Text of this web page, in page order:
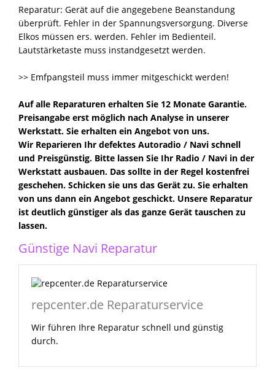
Reparatur: Gerät auf die angegebene Beanstandung
überprüft. Fehler in der Spannungsversorgung. Diverse
Elkos müssen ers. werden. Fehler im Bedienteil.
Lautstärketaste muss instandgesetzt werden.
>> Emfpangsteil muss immer mitgeschickt werden!
Auf alle Reparaturen erhalten Sie 12 Monate Garantie.
Preisangabe erst möglich nach Analyse in unserer
Werkstatt. Sie erhalten ein Angebot von uns.
Wir Reparieren Ihr defektes Autoradio / Navi schnell
und Preisgünstig. Bitte lassen Sie Ihr Radio / Navi in der
Werkstatt ausbauen. Das sollte in der Regel kostenfrei
geschehen. Schicken sie uns das Gerät zu. Sie erhalten
von uns dann ein Angebot geschickt. Unsere Reparatur
ist deutlich günstiger als das ganze Gerät tauschen zu
lassen.
Günstige Navi Reparatur
repcenter.de Reparaturservice
Wir führen Ihre Reparatur schnell und günstig
durch.